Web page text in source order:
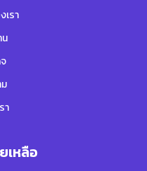
เรา
น
า
เหลือ